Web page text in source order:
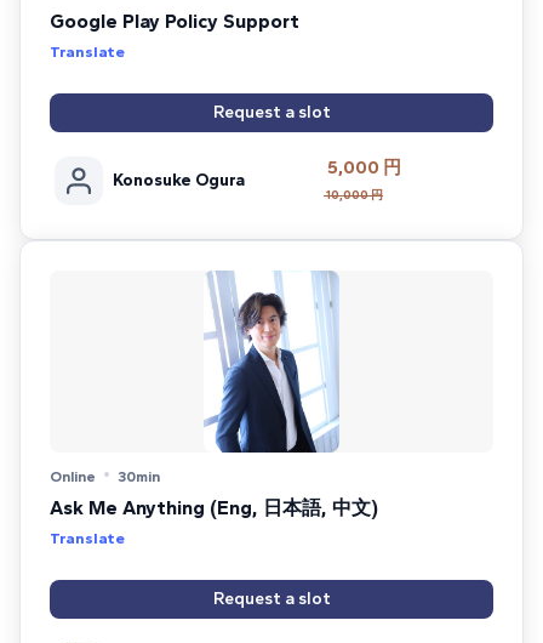
Google Play Policy Support
Translate
Request a slot
Konosuke Ogura
5,000 円
10,000 円
Online 30min
Ask Me Anything (Eng, 日本語, 中文)
Translate
Request a slot